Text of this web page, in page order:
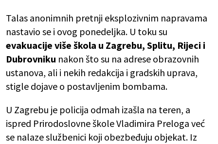
Talas anonimnih pretnji eksplozivnim napravama
nastavio se i ovog ponedeljka. U toku su
evakuacije više škola u Zagrebu, Splitu, Rijeci i
Dubrovniku nakon što su na adrese obrazovnih
ustanova, ali i nekih redakcija i gradskih uprava,
stigle dojave o postavljenim bombama.
U Zagrebu je policija odmah izašla na teren, a
ispred Prirodoslovne škole Vladimira Preloga već
se nalaze službenici koji obezbeđuju objekat. Iz